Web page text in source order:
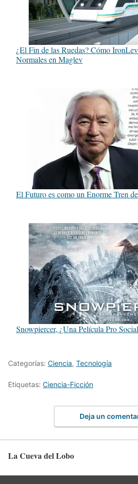
¿El Fin de las Ruedas? Cómo
Normales en Maglev
El Futuro es como un Enorme Tren
Snowpiercer, ¿Una Película Pro
Categorías: Ciencia, Tecnología
Etiquetas: Ciencia-Ficción
Deja un
La Cueva del Lobo